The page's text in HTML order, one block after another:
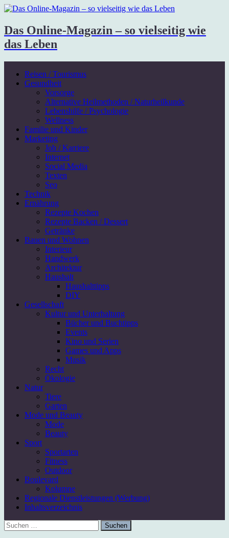
Das Online-Magazin – so vielseitig wie
das Leben
Reisen / Tourismus
Gesundheit
Vorsorge
Alternative Heilmethoden / Naturheilkunde
Lebenshilfe / Psychologie
Wellness
Familie und Kinder
Marketing
Job / Karriere
Internet
Social Media
Texten
Seo
Technik
Ernährung
Rezepte Kochen
Rezepte Backen / Dessert
Getränke
Bauen und Wohnen
Interieur
Handwerk
Architektur
Haushalt
Haushalttipps
DIY
Gesellschaft
Kultur und Unterhaltung
Bücher und Buchtipps
Events
Kino und Serien
Games und Apps
Musik
Recht
Ökologie
Natur
Tiere
Garten
Mode und Beauty
Mode
Beauty
Sport
Sportarten
Fitness
Outdoor
Boulevard
Kolumne
Regionale Dienstleistungen (Werbung)
Inhaltsverzeichnis
Suchen
nach: